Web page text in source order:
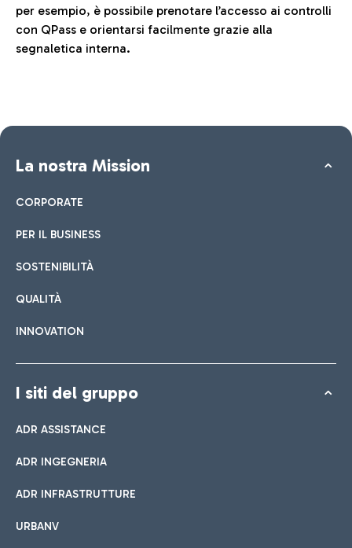
per esempio, è possibile prenotare l’accesso ai controlli
con QPass e orientarsi facilmente grazie alla
segnaletica interna.
La nostra Mission
CORPORATE
PER IL BUSINESS
SOSTENIBILITÀ
QUALITÀ
INNOVATION
I siti del gruppo
ADR ASSISTANCE
ADR INGEGNERIA
ADR INFRASTRUTTURE
URBANV